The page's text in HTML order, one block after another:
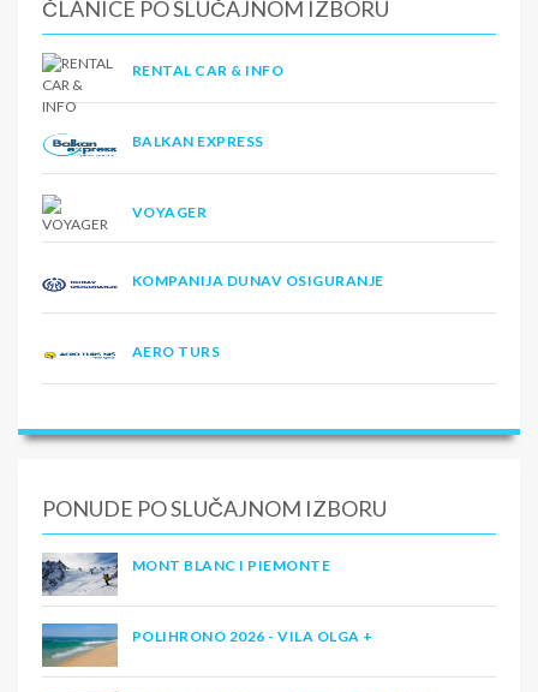
ČLANICE PO SLUČAJNOM IZBORU
RENTAL CAR & INFO
BALKAN EXPRESS
VOYAGER
KOMPANIJA DUNAV OSIGURANJE
AERO TURS
PONUDE PO SLUČAJNOM IZBORU
MONT BLANC I PIEMONTE
POLIHRONO 2026 - VILA OLGA +